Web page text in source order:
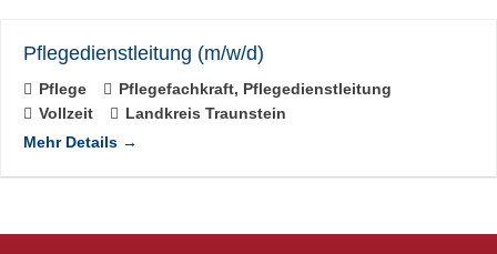
Pflegedienstleitung (m/w/d)
Pflege Pflegefachkraft Pflegedienstleitung
Vollzeit
Landkreis Traunstein
Mehr Details